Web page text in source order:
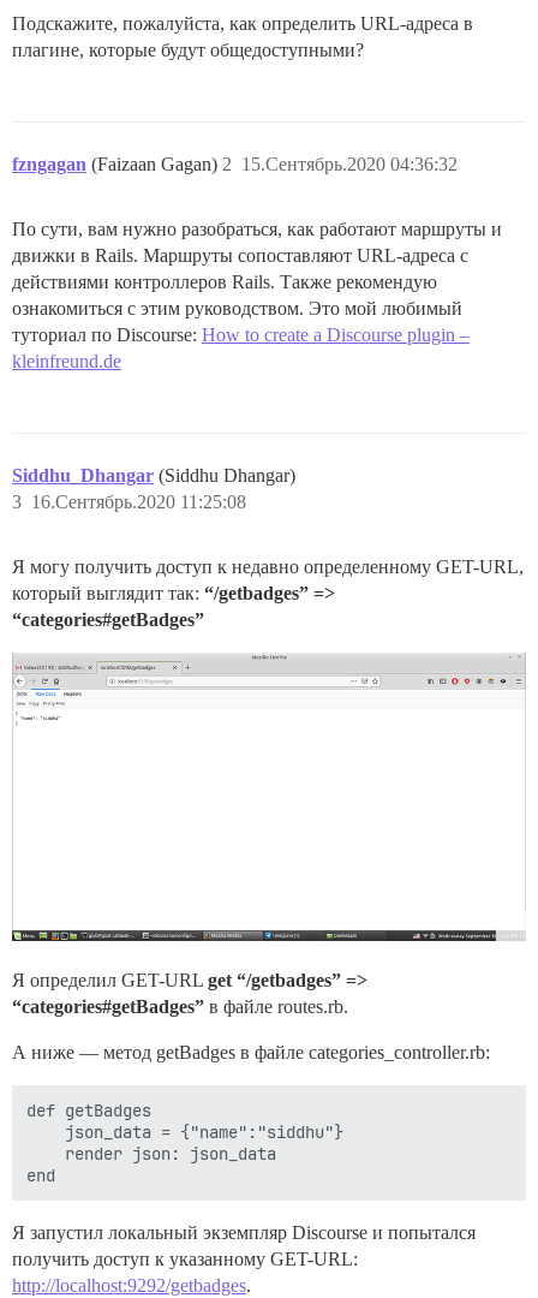
Подскажите, пожалуйста, как определить URL-адреса в
плагине, которые будут общедоступными?
fzngagan (Faizaan Gagan) 15.Сентябрь.2020 04:36:32
2
По сути, вам нужно разобраться, как работают маршруты и
движки в Rails. Маршруты сопоставляют URL-адреса с
действиями контроллеров Rails. Также рекомендую
ознакомиться с этим руководством. Это мой любимый
туториал по Discourse: How to create a Discourse plugin –
kleinfreund.de
Siddhu_Dhangar (Siddhu Dhangar)
16.Сентябрь.2020 11:25:08
3
Я могу получить доступ к недавно определенному GET-URL,
который выглядит так: “/getbadges” =>
“categories#getBadges”
Я определил GET-URL get “/getbadges” =>
“categories#getBadges” в файле routes.rb.
А ниже — метод getBadges в файле categories_controller.rb:
def getBadges
Я запустил локальный экземпляр Discourse и попытался
получить доступ к указанному GET-URL:
http://localhost:9292/getbadges.